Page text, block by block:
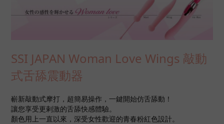
SSI JAPAN Woman Love Wings 敲動
式舌舔震動器
嶄新敲動式摩打，超簡易操作，一鍵開始仿舌舔動！
讓您享受更剌激的舌舔快感體驗。
顏色用上一直以來，深受女性歡迎的青春粉紅色設計。